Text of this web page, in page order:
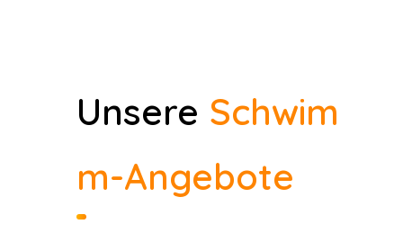
Unsere Schwim
m-Angebote